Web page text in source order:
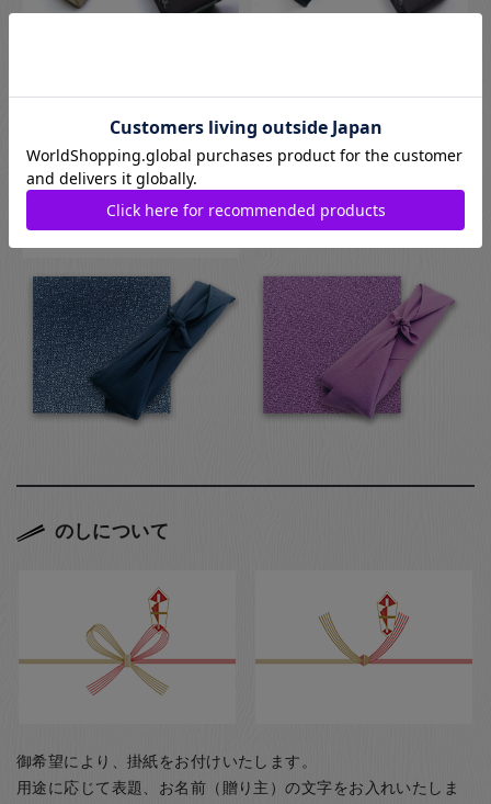
のしについて
御希望により、掛紙をお付けいたします。
用途に応じて表題、お名前（贈り主）の文字をお入れいたしま